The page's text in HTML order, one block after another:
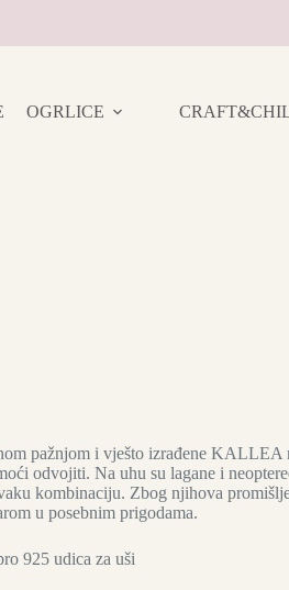
OGRLICE
pažnjom i vješto izrađene
odvojiti. Na uhu su lagane i
kombinaciju. Zbog njihova
u posebnim prigodama.
925 udica za uši